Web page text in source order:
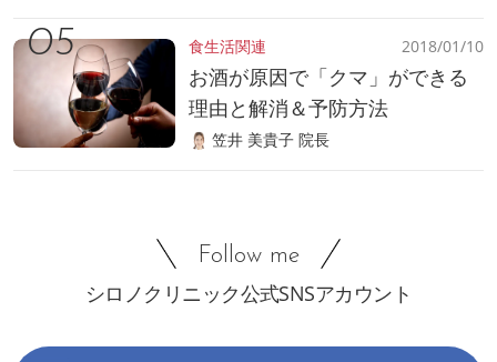
食生活関連 2018/01/10
お酒が原因で「クマ」ができる
理由と解消＆予防方法
笠井 美貴子 院長
Follow me
シロノクリニック公式SNSアカウント